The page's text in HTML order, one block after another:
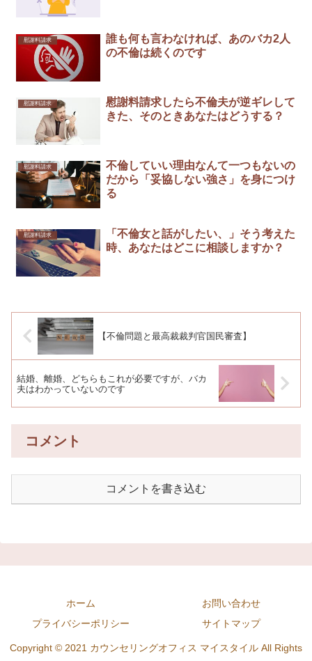
慰謝料請求
誰も何も言わなければ、あのバカ2人
の不倫は続くのです
慰謝料請求
慰謝料請求したら不倫夫が逆ギレして
きた、そのときあなたはどうする？
慰謝料請求
不倫していい理由なんて一つもないの
だから「妥協しない強さ」を身につけ
る
慰謝料請求
「不倫女と話がしたい、」そう考えた
時、あなたはどこに相談しますか？
【不倫問題と最高裁裁判官国民審査】
結婚、離婚、どちらもこれが必要ですが、バカ
夫はわかっていないのです
コメント
コメントを書き込む
ホーム
お問い合わせ
プライバシーポリシー
サイトマップ
Copyright © 2021 カウンセリングオフィス マイスタイル All Rights